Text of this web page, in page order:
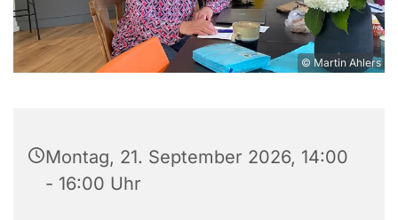
© Martin Ahlers
Montag, 21. September 2026, 14:00
- 16:00 Uhr